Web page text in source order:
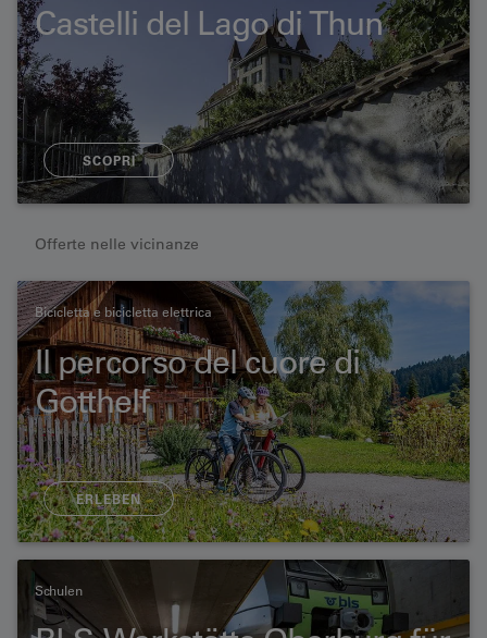
Castelli del Lago di Thun
SCOPRI
Offerte nelle vicinanze
Bicicletta e bicicletta elettrica
Il percorso del cuore di
Gotthelf
ERLEBEN
Schulen